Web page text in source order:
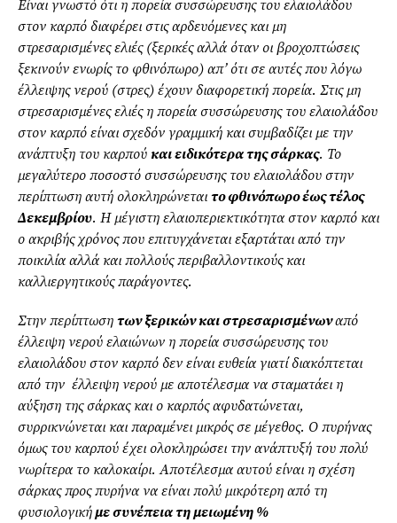
Είναι γνωστό ότι η πορεία συσσώρευσης του ελαιολάδου
στον καρπό διαφέρει στις αρδευόμενες και μη
στρεσαρισμένες ελιές (ξερικές αλλά όταν οι βροχοπτώσεις
ξεκινούν ενωρίς το φθινόπωρο) απ’ ότι σε αυτές που λόγω
έλλειψης νερού (στρες) έχουν διαφορετική πορεία. Στις μη
στρεσαρισμένες ελιές η πορεία συσσώρευσης του ελαιολάδου
στον καρπό είναι σχεδόν γραμμική και συμβαδίζει με την
ανάπτυξη του καρπού και ειδικότερα της σάρκας. Το
μεγαλύτερο ποσοστό συσσώρευσης του ελαιολάδου στην
περίπτωση αυτή ολοκληρώνεται το φθινόπωρο έως τέλος
Δεκεμβρίου. Η μέγιστη ελαιοπεριεκτικότητα στον καρπό και
ο ακριβής χρόνος που επιτυγχάνεται εξαρτάται από την
ποικιλία αλλά και πολλούς περιβαλλοντικούς και
καλλιεργητικούς παράγοντες.
Στην περίπτωση των ξερικών και στρεσαρισμένωναπό
έλλειψη νερού ελαιώνων η πορεία συσσώρευσης του
ελαιολάδου στον καρπό δεν είναι ευθεία γιατί διακόπτεται
από την έλλειψη νερού με αποτέλεσμα να σταματάει η
αύξηση της σάρκας και ο καρπός αφυδατώνεται,
συρρικνώνεται και παραμένει μικρός σε μέγεθος. Ο πυρήνας
όμως του καρπού έχει ολοκληρώσει την ανάπτυξή του πολύ
νωρίτερα το καλοκαίρι. Αποτέλεσμα αυτού είναι η σχέση
σάρκας προς πυρήνα να είναι πολύ μικρότερη από τη
φυσιολογικήμε συνέπεια τη μειωμένη %